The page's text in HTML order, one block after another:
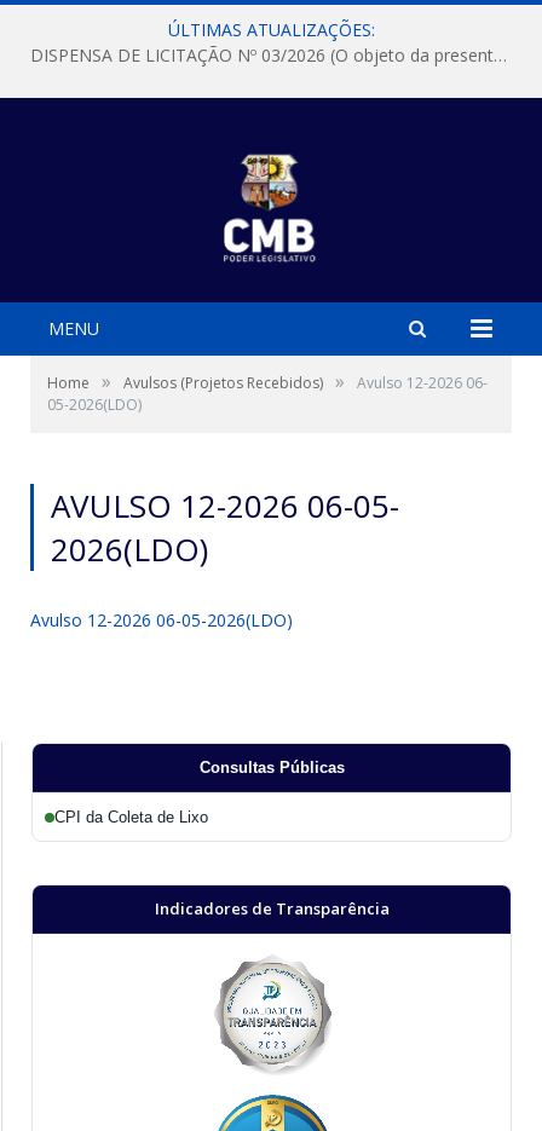
ÚLTIMAS ATUALIZAÇÕES:
DISPENSA DE LICITAÇÃO Nº 03/2026 (O objeto da presente dispensa é a escolha da proposta mais vantajosa para a aquisição, de aparelhos de ar condicionado, tipo Split, com material de instalação e fogão industrial, conforme condições, quantidades e exigências estabelecidas no termo de referencia e neste aviso de contratação direta e seus anexos)
MENU
Home » Avulsos (Projetos Recebidos) »
Avulso 12-2026 06-
05-2026(LDO)
AVULSO 12-2026 06-05-
2026(LDO)
Avulso 12-2026 06-05-2026(LDO)
Consultas Públicas
CPI da Coleta de Lixo
Indicadores de Transparência